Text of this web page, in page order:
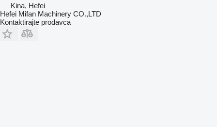
Kina, Hefei
Hefei Mifan Machinery CO.,LTD
Kontaktirajte prodavca